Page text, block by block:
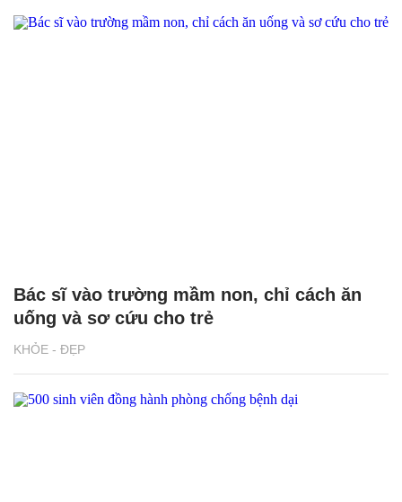
KHỎE - ĐẸP
Bác sĩ vào trường mầm non, chỉ cách ăn
uống và sơ cứu cho trẻ